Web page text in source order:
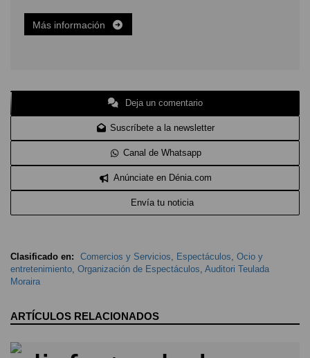
Más información
Deja un comentario
Suscríbete a la newsletter
Canal de Whatsapp
Anúnciate en Dénia.com
Envía tu noticia
Clasificado en: Comercios y Servicios, Espectáculos, Ocio y
entretenimiento, Organización de Espectáculos, Auditori Teulada
Moraira
ARTÍCULOS RELACIONADOS